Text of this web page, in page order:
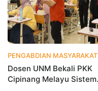
PENGABDIAN MASYARAKAT
Dosen UNM Bekali PKK
Cipinang Melayu Sistem